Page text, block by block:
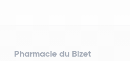
Pharmacie du Bizet